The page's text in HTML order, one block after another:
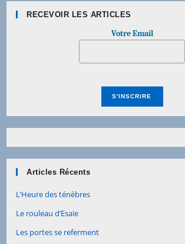
RECEVOIR LES ARTICLES
Votre Email
Articles Récents
L’Heure des ténèbres
Le rouleau d’Esaïe
Les portes se referment